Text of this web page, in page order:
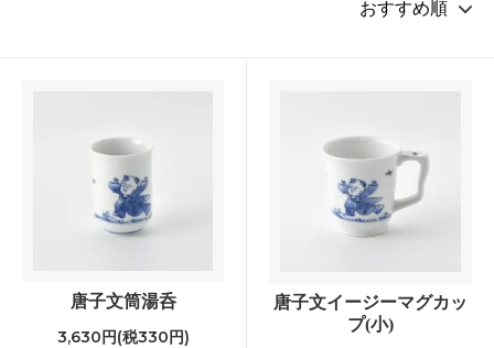
唐子文筒湯呑
3,630円(税330円)
唐子文イージーマグカッ
プ(小)